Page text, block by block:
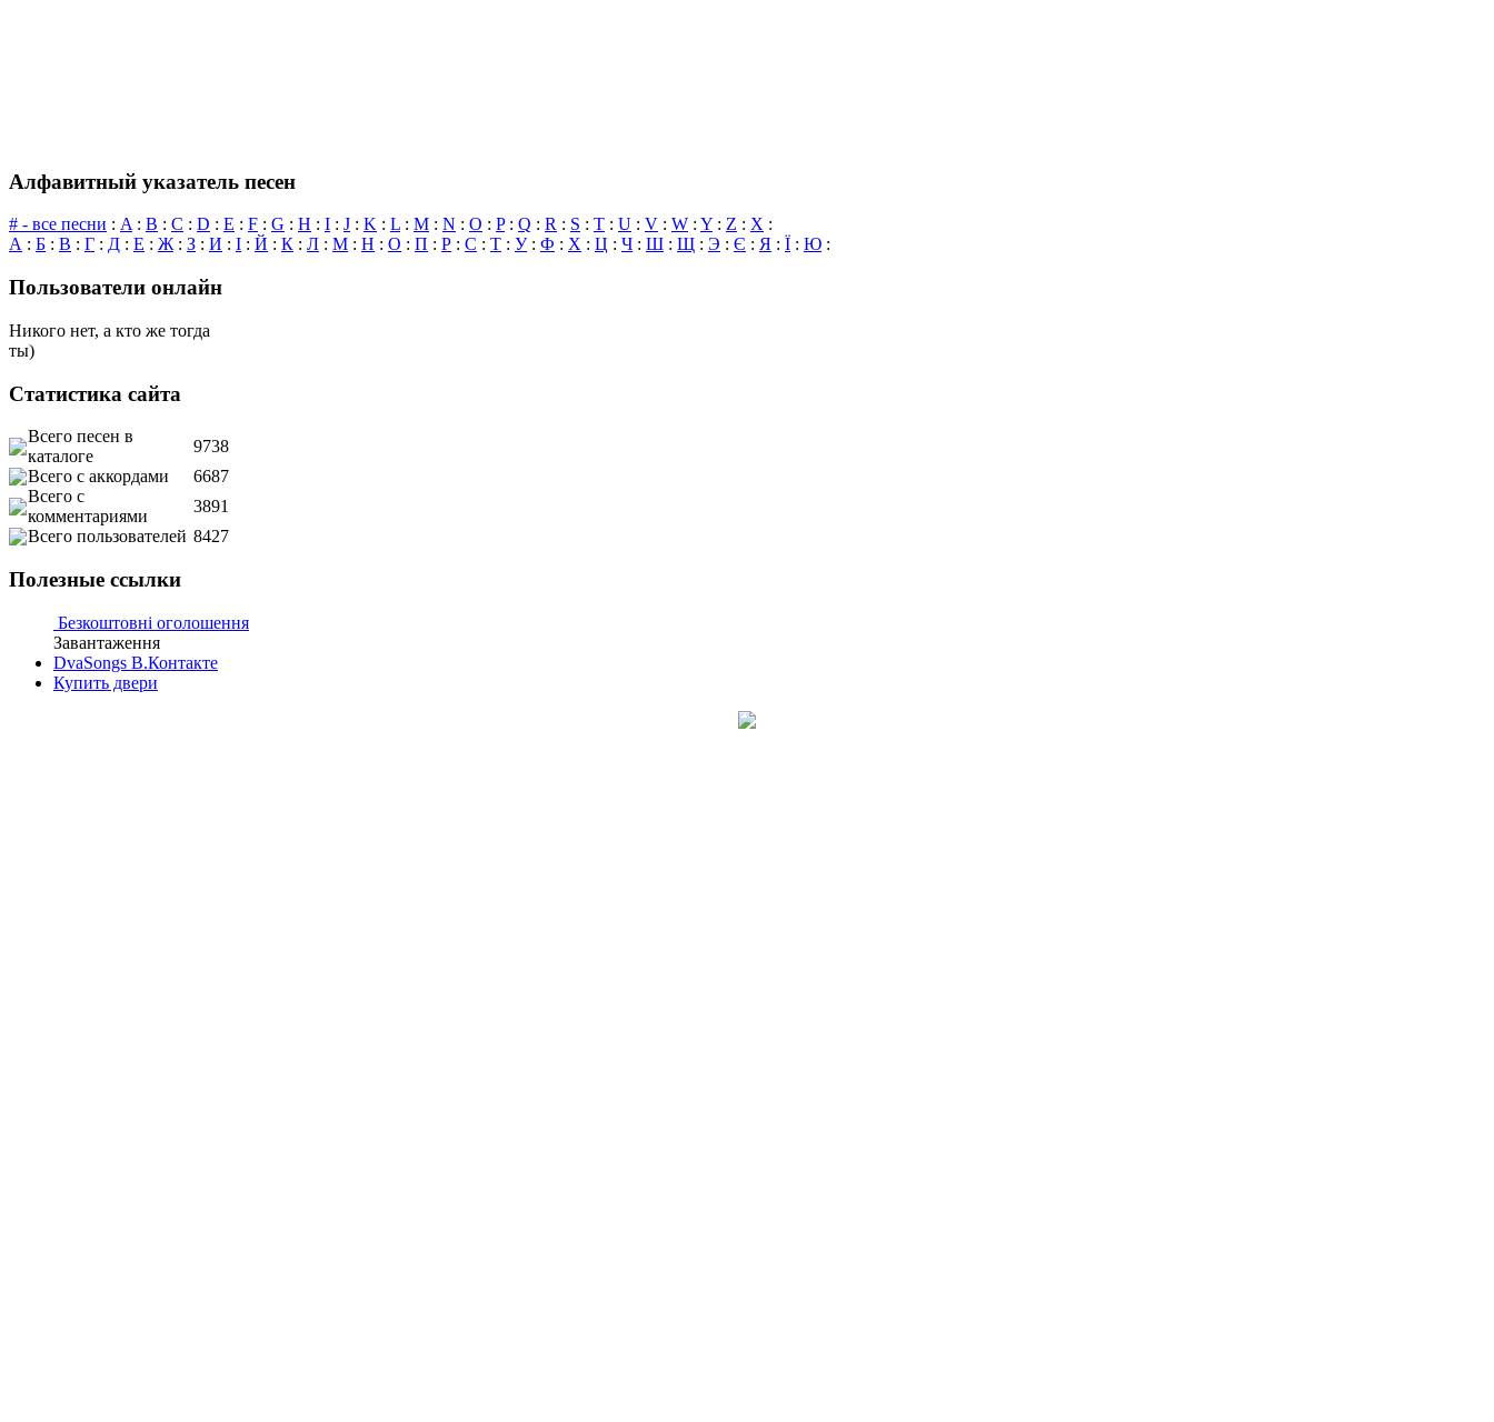
Алфавитный указатель песен
# - все песни : A: B : C : D : E : F : G : H : I : J : K : L : M : N : O : P: Q : R : S : T : U : V : W : Y : Z : X :
А : Б : В : Г : Д : Е : Ж: З : И : І : Й : К : Л : М : Н : О : П : Р : С : Т : У: Ф : Х : Ц : Ч : Ш : Щ : Э : Є : Я : Ї : Ю :
Пользователи онлайн
Никого нет, а кто же тогда
ты)
Статистика сайта
Всего песен в
каталоге
9738
Всего с аккордами
6687
Всего с
комментариями
3891
Всего пользователей 8427
Полезные ссылки
Безкоштовні оголошення
Завантаження
DvaSongs В.Контакте
Купить двери